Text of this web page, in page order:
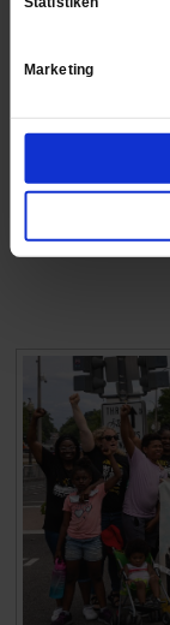
Marketing
Freier
Im hessischen
und
Sommerferien.